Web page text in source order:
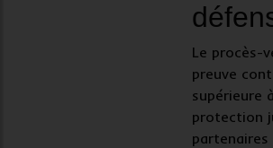
Le procès-
preuve
supérieure
protection